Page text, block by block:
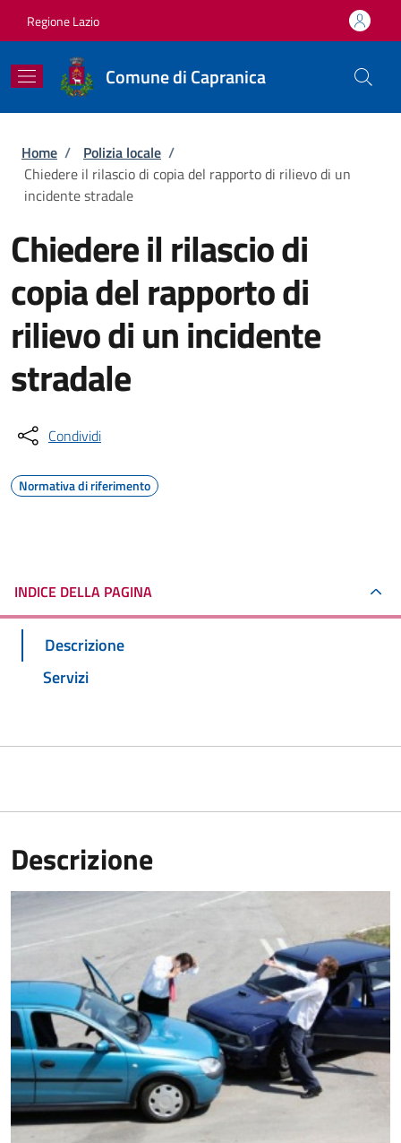
Regione Lazio
Comune di Capranica
Briciole di pane
Home / Polizia locale /
Chiedere il rilascio di copia del rapporto di rilievo di un
incidente stradale
Chiedere il rilascio di
copia del rapporto di
rilievo di un incidente
stradale
Condividi
Normativa di riferimento
INDICE DELLA PAGINA
Descrizione
Servizi
Descrizione